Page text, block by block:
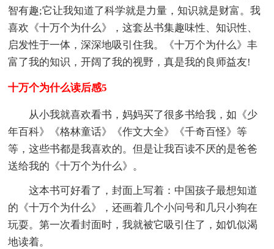
智有趣;它让我知道了科学就是力量，知识就是财富。我
喜欢《十万个为什么》，这套丛书集趣味性、知识性、
启发性于一体，深深地吸引住我。《十万个为什么》丰
富了我的知识，开阔了我的视野，真是我的良师益友!
十万个为什么读后感5
从小我就喜欢看书，妈妈买了很多书给我，如《少
年百科》《格林童话》《作文大全》《千奇百怪》等
等，这些书都是我喜欢的。但是让我百读不厌的是爸爸
送给我的《十万个为什么》。
这本书可好看了，封面上写着：中国孩子最想知道
的《十万个为什么》，还画着几个小问号和几只小狗在
玩耍。第一次看封面时，我就被它吸引住了，如饥似渴
地读着。